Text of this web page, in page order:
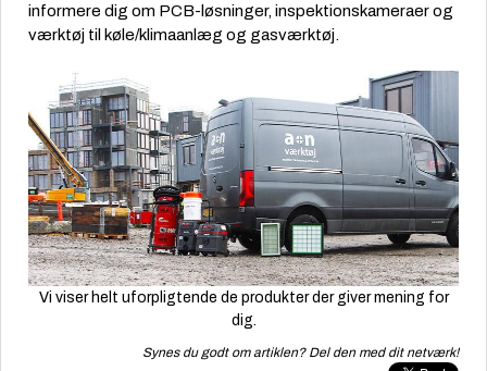
informere dig om PCB-løsninger, inspektionskameraer og
værktøj til køle/klimaanlæg og gasværktøj.
Vi viser helt uforpligtende de produkter der giver mening for
dig.
Synes du godt om artiklen? Del den med dit netværk!